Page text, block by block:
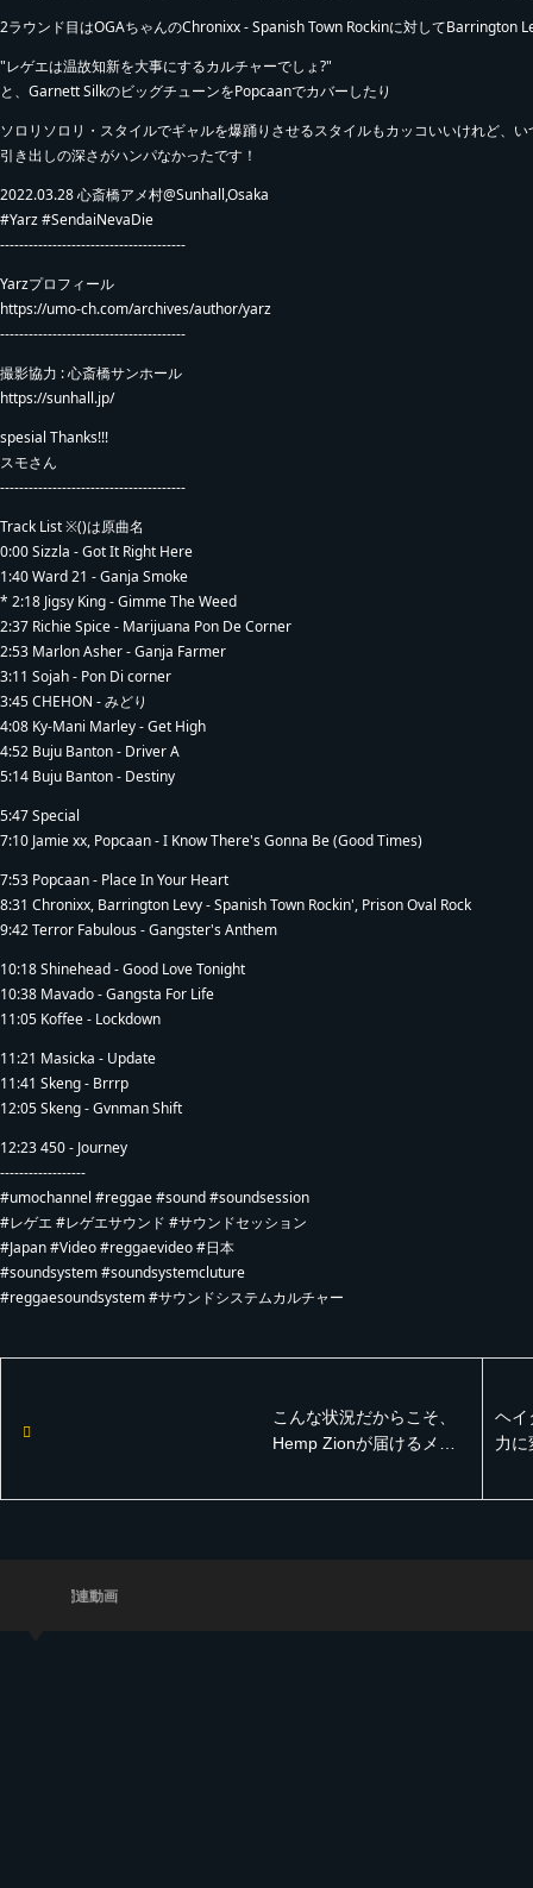
2ラウンド目はOGAちゃんのChronixx - Spanish Town Rockinに対してBarrington
"レゲエは温故知新を大事にするカルチャーでしょ?"
と、Garnett SilkのビッグチューンをPopcaanでカバーしたり
ソロリソロリ・スタイルでギャルを爆踊りさせるスタイルもカッコいいけれど、
引き出しの深さがハンパなかったです！
2022.03.28 心斎橋アメ村@Sunhall,Osaka
#Yarz #SendaiNevaDie
---------------------------------------
Yarzプロフィール
https://umo-ch.com/archives/author/yarz
---------------------------------------
撮影協力 : 心斎橋サンホール
https://sunhall.jp/
spesial Thanks!!!
スモさん
---------------------------------------
Track List ※()は原曲名
0:00 Sizzla - Got It Right Here
1:40 Ward 21 - Ganja Smoke
* 2:18 Jigsy King - Gimme The Weed
2:37 Richie Spice - Marijuana Pon De Corner
2:53 Marlon Asher - Ganja Farmer
3:11 Sojah - Pon Di corner
3:45 CHEHON - みどり
4:08 Ky-Mani Marley - Get High
4:52 Buju Banton - Driver A
5:14 Buju Banton - Destiny
5:47 Special
7:10 Jamie xx, Popcaan - I Know There's Gonna Be (Good Times)
7:53 Popcaan - Place In Your Heart
8:31 Chronixx, Barrington Levy - Spanish Town Rockin', Prison Oval Rock
9:42 Terror Fabulous - Gangster's Anthem
10:18 Shinehead - Good Love Tonight
10:38 Mavado - Gangsta For Life
11:05 Koffee - Lockdown
11:21 Masicka - Update
11:41 Skeng - Brrrp
12:05 Skeng - Gvnman Shift
12:23 450 - Journey
------------------
#umochannel #reggae #sound #soundsession
#レゲエ #レゲエサウンド #サウンドセッション
#Japan #Video #reggaevideo #日本
#soundsystem #soundsystemcluture
#reggaesoundsystem #サウンドシステムカルチャー
こんな状況だからこそ、
Hemp Zionが届けるメッ
Rider 2022(Track List付
ヘイ
力に
関連動画